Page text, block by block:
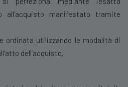
all’acquisto manifestato tramite
ordinata utilizzando le modalità di
dell’acquisto.